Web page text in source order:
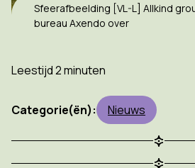
Sfeerafbeelding [VL-L] Allkind
bureau Axendo over
Leestijd 2 minuten
Categorie(ën): Nieuws